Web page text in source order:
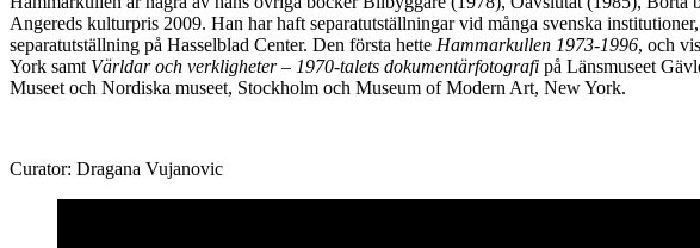
Angereds kulturpris 2009. Han har haft separatutställningar vid många svenska
separatutställning på Hasselblad Center. Den första hette Hammarkullen 1973-1996, och
York samt Världar och verkligheter – 1970-talets dokumentärfotografi på Länsmuseet
Museet och Nordiska museet, Stockholm och Museum of Modern Art, New York.
Curator: Dragana Vujanovic